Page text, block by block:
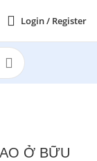
Login / Register
Ở BỮU